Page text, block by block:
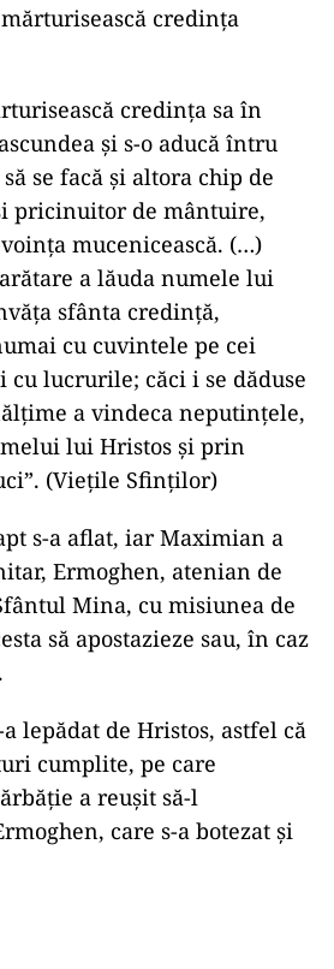
credinţa
credinţa sa în
şi s-o aducă întru
se facă şi altora chip de
pricinuitor de mântuire,
mucenicească. (…)
a lăuda numele lui
sfânta credinţă,
cu cuvintele pe cei
cu lucrurile; căci i se dăduse
a vindeca neputinţele,
lui Hristos şi prin
(Vieţile Sfinţilor)
s-a aflat, iar Maximian a
Ermoghen, atenian de
Mina, cu misiunea de
să apostazieze sau, în caz
lepădat de Hristos, astfel că
cumplite, pe care
a reuşit să-l
care s-a botezat şi